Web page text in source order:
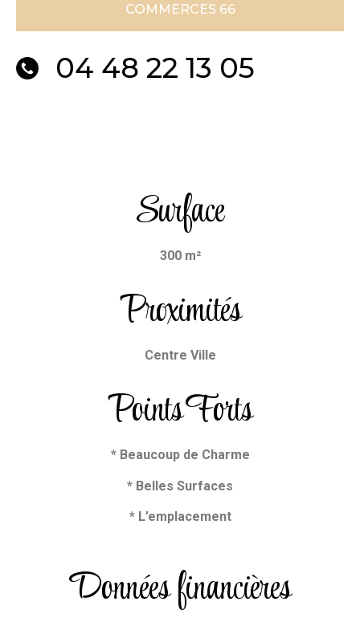
COMMERCES 66
04 48 22 13 05
Surface
300 m²
Proximités
Centre Ville
Points Forts
* Beaucoup de Charme
* Belles Surfaces
* L’emplacement
Données financières